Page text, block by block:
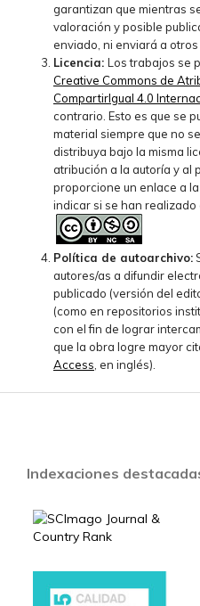
garantizan que mientras
valoración y posible
enviado, ni enviará a otros
Licencia: Los trabajos se
Creative Commons de
CompartirIgual 4.0
contrario. Esto es que se
material siempre que no
distribuya bajo la misma
atribución a la autoría y al
proporcione un enlace a
indicar si se han realizado
Política de autoarchivo:
autores/as a difundir
publicado (versión del
(como en repositorios
con el fin de lograr
que la obra logre mayor
Access, en inglés).
Indexaciones